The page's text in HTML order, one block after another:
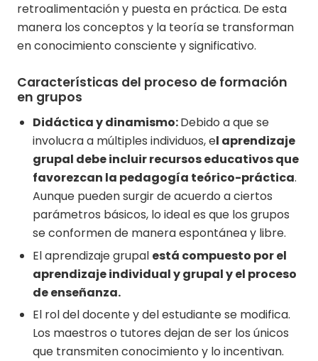
retroalimentación y puesta en práctica. De esta
manera los conceptos y la teoría se transforman
en conocimiento consciente y significativo.
Características del proceso de formación
en grupos
Didáctica y dinamismo:Debido a que se
involucra a múltiples individuos, el aprendizaje
grupal debe incluir recursos educativos que
favorezcan la pedagogía teórico-práctica.
Aunque pueden surgir de acuerdo a ciertos
parámetros básicos, lo ideal es que los grupos
se conformen de manera espontánea y libre.
El aprendizaje grupal está compuesto por el
aprendizaje individual y grupal y el proceso
de enseñanza.
El rol del docente y del estudiante se modifica.
Los maestros o tutores dejan de ser los únicos
que transmiten conocimiento y lo incentivan.